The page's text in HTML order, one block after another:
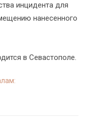
инцидента для
нанесенного
в Севастополе.